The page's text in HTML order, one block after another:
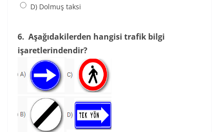
D) Dolmuş taksi
6. Aşağıdakilerden hangisi trafik bilgi
işaretlerindendir?